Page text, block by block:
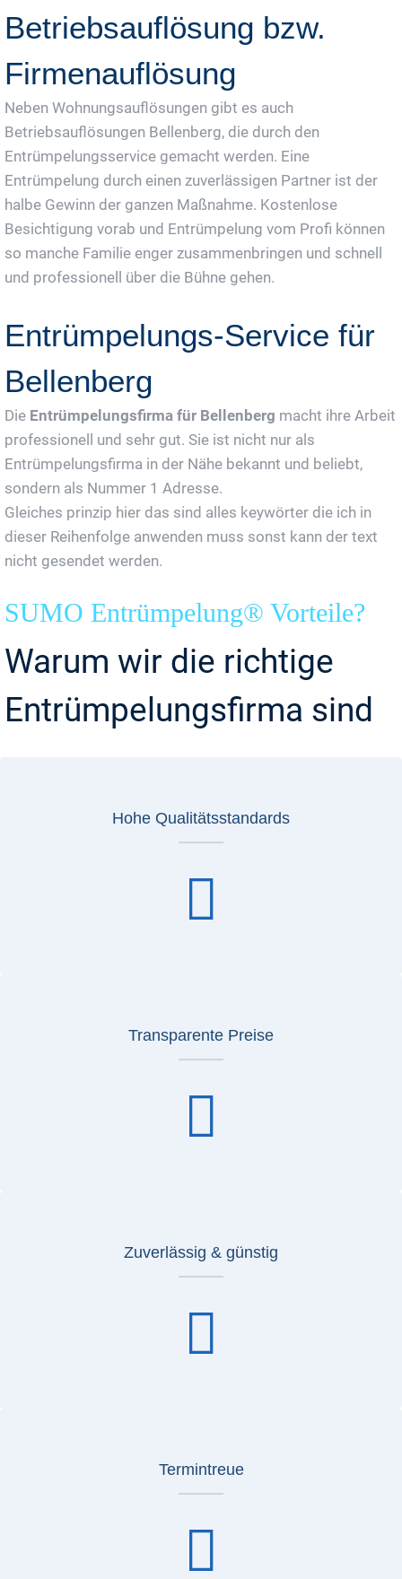
Betriebsauflösung bzw.
Firmenauflösung
Neben Wohnungsauflösungen gibt es auch
Betriebsauflösungen Bellenberg, die durch den
Entrümpelungsservice gemacht werden. Eine
Entrümpelung durch einen zuverlässigen Partner ist der
halbe Gewinn der ganzen Maßnahme. Kostenlose
Besichtigung vorab und Entrümpelung vom Profi können
so manche Familie enger zusammenbringen und schnell
und professionell über die Bühne gehen.
Entrümpelungs-Service für
Bellenberg
Die Entrümpelungsfirma für Bellenberg macht ihre Arbeit
professionell und sehr gut. Sie ist nicht nur als
Entrümpelungsfirma in der Nähe bekannt und beliebt,
sondern als Nummer 1 Adresse.
Gleiches prinzip hier das sind alles keywörter die ich in
dieser Reihenfolge anwenden muss sonst kann der text
nicht gesendet werden.
SUMO Entrümpelung® Vorteile?
Warum wir die richtige
Entrümpelungsfirma sind
Hohe Qualitätsstandards
Transparente Preise
Zuverlässig & günstig
Termintreue